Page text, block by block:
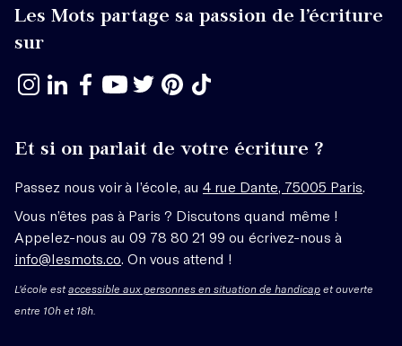
Les Mots partage sa passion de l’écriture
sur
Et si on parlait de votre écriture ?
Passez nous voir à l’école, au 4 rue Dante, 75005 Paris.
Vous n’êtes pas à Paris ? Discutons quand même !
Appelez-nous au 09 78 80 21 99 ou écrivez-nous à
info@lesmots.co. On vous attend !
L'école estaccessible aux personnes en situation de handicap et ouverte
entre 10h et 18h.